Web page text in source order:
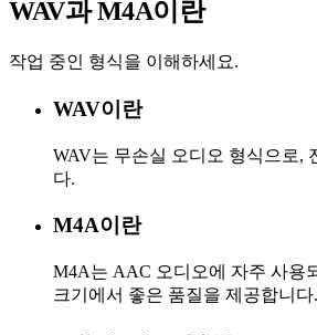
WAV과 M4A이란
작업 중인 형식을 이해하세요.
WAV이란
WAV는 무손실 오디오 형식으로,
다.
M4A이란
M4A는 AAC 오디오에 자주 사용
크기에서 좋은 품질을 제공합니다.